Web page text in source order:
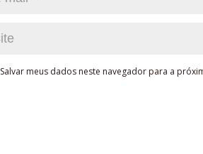
Salvar meus dados neste navegador para a